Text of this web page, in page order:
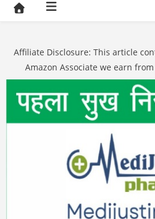
Affiliate Disclosure: This article
Amazon Associate we earn